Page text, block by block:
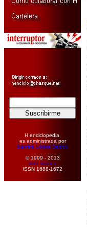
H enciclopedia
es administrada por
Sandra López Desivo
© 1999 - 2013
Amir Hamed
ISSN 1688-1672